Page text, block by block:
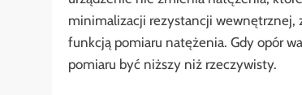
minimalizacji rezystancji wewnętrznej,
funkcją pomiaru natężenia. Gdy opór
pomiaru być niższy niż rzeczywisty.